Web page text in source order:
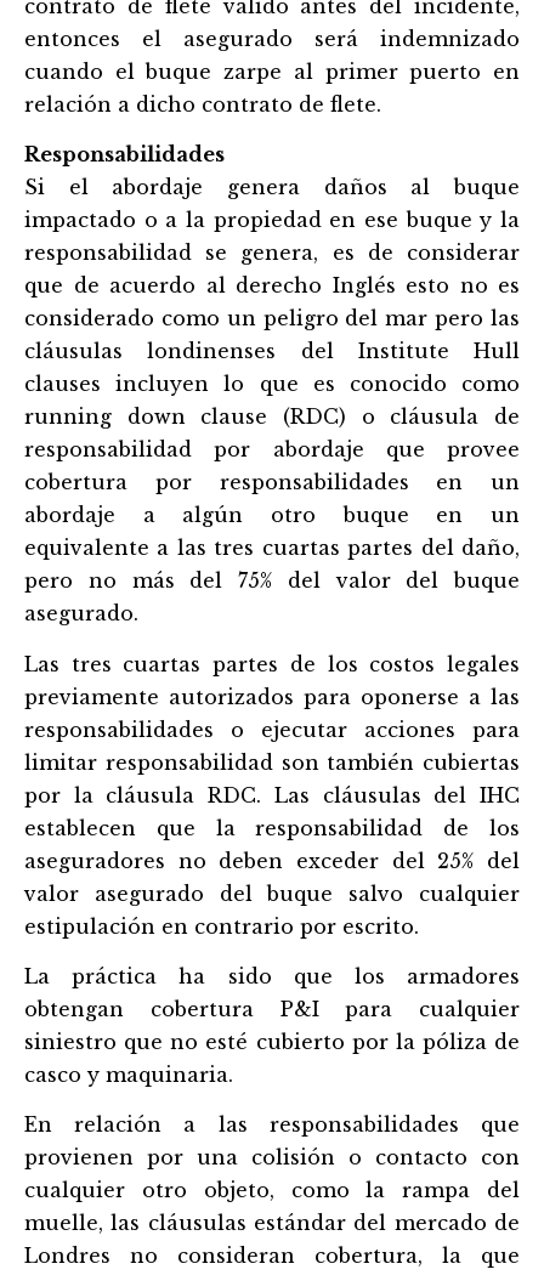
contrato de flete válido antes del incidente,
entonces el asegurado será indemnizado
cuando el buque zarpe al primer puerto en
relación a dicho contrato de flete.
Responsabilidades
Si el abordaje genera daños al buque
impactado o a la propiedad en ese buque y la
responsabilidad se genera, es de considerar
que de acuerdo al derecho Inglés esto no es
considerado como un peligro del mar pero las
cláusulas londinenses del Institute Hull
clauses incluyen lo que es conocido como
running down clause (RDC) o cláusula de
responsabilidad por abordaje que provee
cobertura por responsabilidades en un
abordaje a algún otro buque en un
equivalente a las tres cuartas partes del daño,
pero no más del 75% del valor del buque
asegurado.
Las tres cuartas partes de los costos legales
previamente autorizados para oponerse a las
responsabilidades o ejecutar acciones para
limitar responsabilidad son también cubiertas
por la cláusula RDC. Las cláusulas del IHC
establecen que la responsabilidad de los
aseguradores no deben exceder del 25% del
valor asegurado del buque salvo cualquier
estipulación en contrario por escrito.
La práctica ha sido que los armadores
obtengan cobertura P&I para cualquier
siniestro que no esté cubierto por la póliza de
casco y maquinaria.
En relación a las responsabilidades que
provienen por una colisión o contacto con
cualquier otro objeto, como la rampa del
muelle, las cláusulas estándar del mercado de
Londres no consideran cobertura, la que